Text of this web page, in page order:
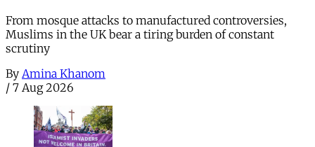
From mosque attacks to manufactured controversies,
Muslims in the UK bear a tiring burden of constant
scrutiny
By Amina Khanom
/ 7 Aug 2026